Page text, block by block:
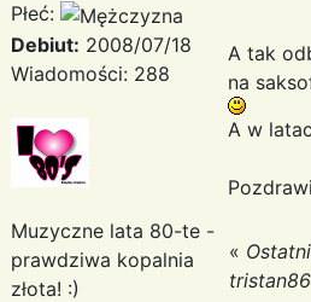
Płeć:
Debiut: 2008/07/18
Wiadomości: 288
Muzyczne lata 80-te -
prawdziwa kopalnia
złota! :)
A tak
na
A w
«
tristan86